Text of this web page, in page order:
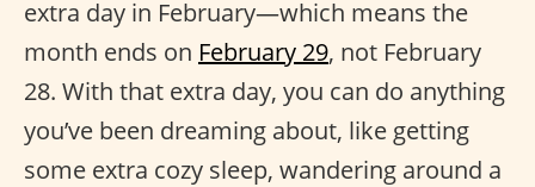
extra day in February—which means the
month ends on February 29, not February
28. With that extra day, you can do anything
you’ve been dreaming about, like getting
some extra cozy sleep, wandering around a